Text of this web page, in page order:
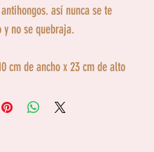
así nunca se te
y no se quebraja.
cm de ancho x 23 cm de alto